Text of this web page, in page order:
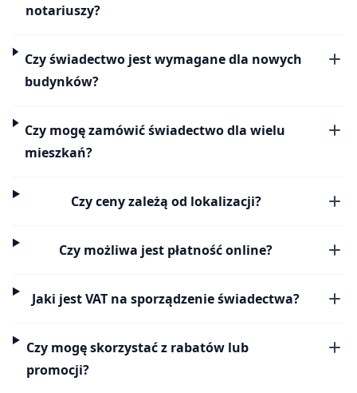
notariuszy?
Czy świadectwo jest wymagane dla nowych
budynków?
Czy mogę zamówić świadectwo dla wielu
mieszkań?
Czy ceny zależą od lokalizacji?
Czy możliwa jest płatność online?
Jaki jest VAT na sporządzenie świadectwa?
Czy mogę skorzystać z rabatów lub
promocji?